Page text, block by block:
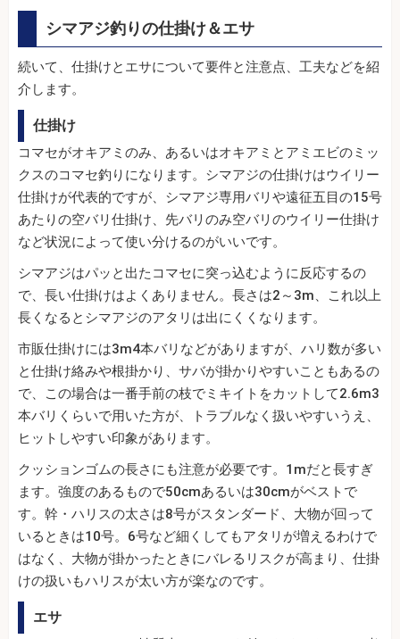
シマアジ釣りの仕掛け＆エサ
続いて、仕掛けとエサについて要件と注意点、工夫などを紹
介します。
仕掛け
コマセがオキアミのみ、あるいはオキアミとアミエビのミッ
クスのコマセ釣りになります。シマアジの仕掛けはウイリー
仕掛けが代表的ですが、シマアジ専用バリや遠征五目の15号
あたりの空バリ仕掛け、先バリのみ空バリのウイリー仕掛け
など状況によって使い分けるのがいいです。
シマアジはパッと出たコマセに突っ込むように反応するの
で、長い仕掛けはよくありません。長さは2～3m、これ以上
長くなるとシマアジのアタリは出にくくなります。
市販仕掛けには3m4本バリなどがありますが、ハリ数が多い
と仕掛け絡みや根掛かり、サバが掛かりやすいこともあるの
で、この場合は一番手前の枝でミキイトをカットして2.6m3
本バリくらいで用いた方が、トラブルなく扱いやすいうえ、
ヒットしやすい印象があります。
クッションゴムの長さにも注意が必要です。1mだと長すぎ
ます。強度のあるもので50cmあるいは30cmがベストで
す。幹・ハリスの太さは8号がスタンダード、大物が回って
いるときは10号。6号など細くしてもアタリが増えるわけで
はなく、大物が掛かったときにバレるリスクが高まり、仕掛
けの扱いもハリスが太い方が楽なのです。
エサ